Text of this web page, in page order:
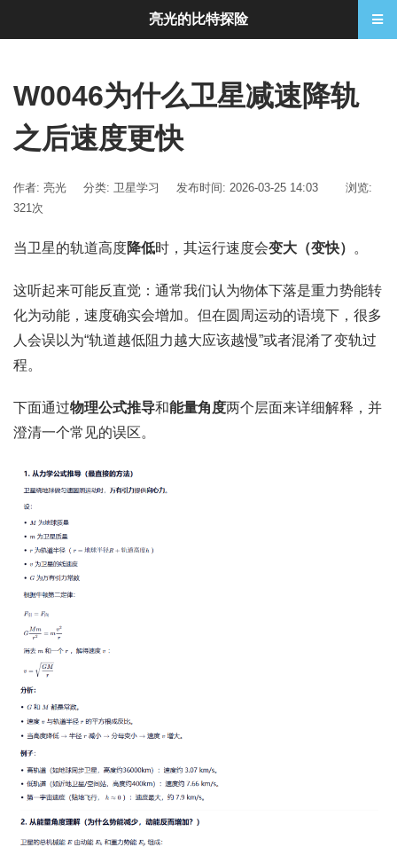
W0046为什么卫星减速降轨
之后速度更快
作者: 亮光 分类: 卫星学习 发布时间: 2026-03-25 14:03
浏览:
321次
当卫星的轨道高度降低时，其运行速度会变大（变快） 。
这听起来可能反直觉：通常我们认为物体下落是重力势能转
化为动能，速度确实会增加。但在圆周运动的语境下，很多
人会误以为“轨道越低阻力越大应该越慢”或者混淆了变轨过
程。
下面通过物理公式推导和能量角度两个层面来详细解释，并
澄清一个常见的误区。
亮光的比特探险